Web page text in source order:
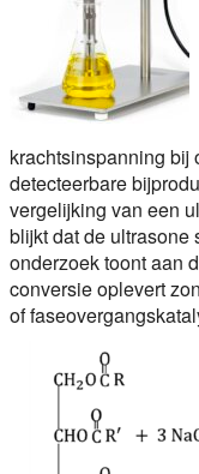
krachtsinspanning bij
detecteerbare
vergelijking van een
blijkt dat de ultrasone
onderzoek toont aan
conversie oplevert
of